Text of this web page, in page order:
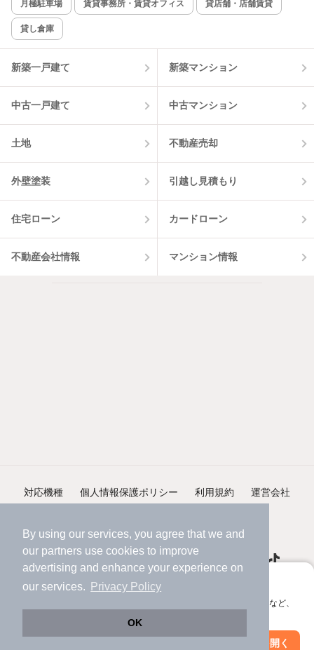
By using our services, you agree that we and
our partners use cookies to improve
advertising and enhance your experience on
our services.
Privacy Policy
OK
アプリに切り替えて、サクサクお部屋探し
会員登録なしですぐ使える。マップ検索やお気に入り保存など、
アプリを開く
絞り込み条件を変更
該当件数:
0件
月極駐車場 賃貸事務所・賃貸オフィス 貸店舗・店舗賃貸
貸し倉庫
新築一戸建て 新築マンション
中古一戸建て 中古マンション
土地 不動産売却
外壁塗装 引越し見積もり
住宅ローン カードローン
不動産会社情報 マンション情報
対応機種 個人情報保護ポリシー 利用規約 運営会社
©NIFTY Lifestyle Co., Ltd.